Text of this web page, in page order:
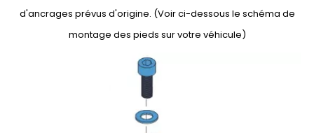
d'ancrages prévus d'origine. (Voir ci-dessous le schéma de
montage des pieds sur votre véhicule)